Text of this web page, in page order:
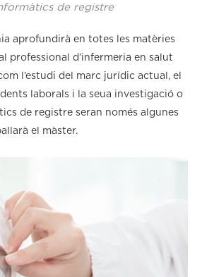
de registre
aprofundirà en totes les matèries
professional d’infermeria en salut
l’estudi del marc jurídic actual, el
laborals i la seua investigació o
de registre seran només algunes
el màster.